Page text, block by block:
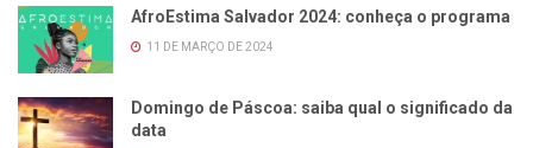
AfroEstima Salvador 2024: conheça o programa
11 DE MARÇO DE 2024
Domingo de Páscoa: saiba qual o significado da
data